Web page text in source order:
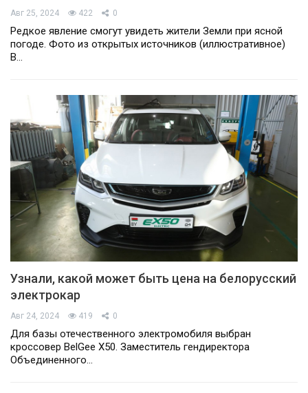
Авг 25, 2024 422 0
Редкое явление смогут увидеть жители Земли при ясной
погоде. Фото из открытых источников (иллюстративное)
В…
Узнали, какой может быть цена на белорусский
электрокар
Авг 24, 2024 419 0
Для базы отечественного электромобиля выбран
кроссовер BelGee X50. Заместитель гендиректора
Объединенного…